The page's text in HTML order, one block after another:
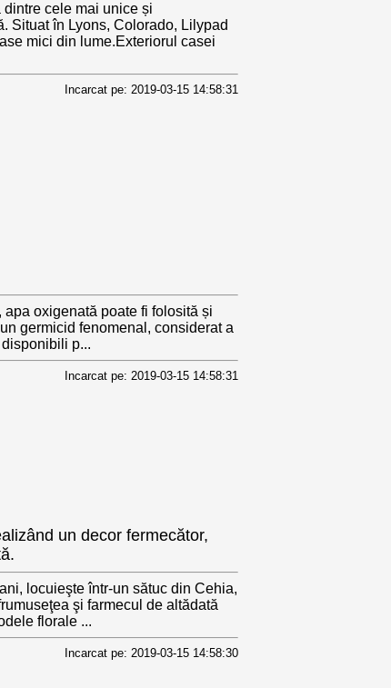
cele mai unice și
Situat în Lyons, Colorado, Lilypad
mici din lume.Exteriorul casei
Incarcat pe: 2019-03-15 14:58:31
oxigenată poate fi folosită și
germicid fenomenal, considerat a
p...
Incarcat pe: 2019-03-15 14:58:31
un decor fermecător,
locuieşte într-un sătuc din Cehia,
şi farmecul de altădată
florale ...
Incarcat pe: 2019-03-15 14:58:30